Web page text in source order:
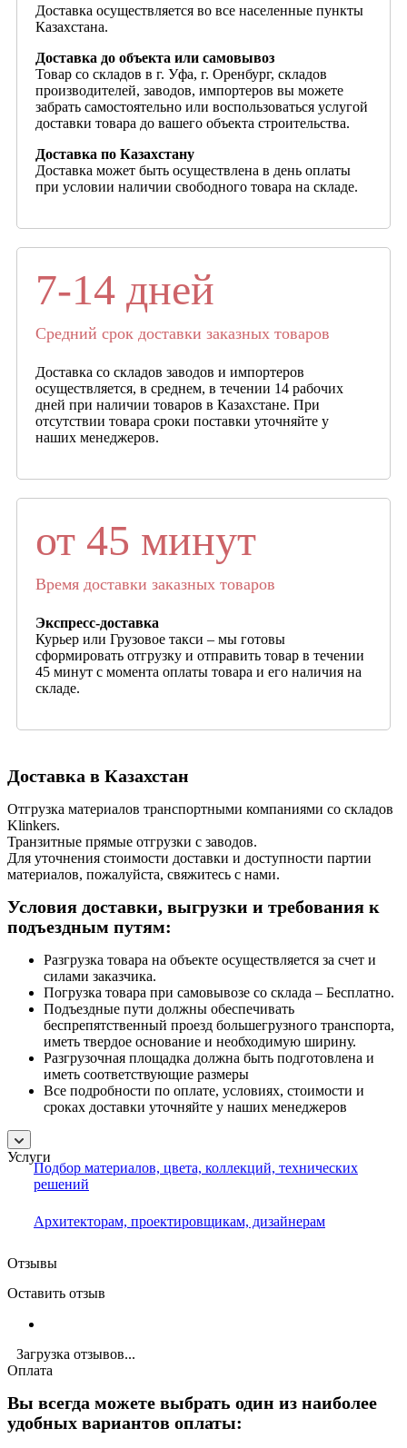
Доставка осуществляется во все населенные пункты
Казахстана.
Доставка до объекта или самовывоз
Товар со складов в г. Уфа, г. Оренбург, складов
производителей, заводов, импортеров вы можете
забрать самостоятельно или воспользоваться услугой
доставки товара до вашего объекта строительства.
Доставка по Казахстану
Доставка может быть осуществлена в день оплаты
при условии наличии свободного товара на складе.
7-14 дней
Средний срок доставки заказных товаров
Доставка со складов заводов и импортеров
осуществляется, в среднем, в течении 14 рабочих
дней при наличии товаров в Казахстане. При
отсутствии товара сроки поставки уточняйте у
наших менеджеров.
от 45 минут
Время доставки заказных товаров
Экспресс-доставка
Курьер или Грузовое такси – мы готовы
сформировать отгрузку и отправить товар в течении
45 минут с момента оплаты товара и его наличия на
складе.
Доставка в Казахстан
Отгрузка материалов транспортными компаниями со складов
Klinkers.
Транзитные прямые отгрузки с заводов.
Для уточнения стоимости доставки и доступности партии
материалов, пожалуйста, свяжитесь с нами.
Условия доставки, выгрузки и требования к
подъездным путям:
Разгрузка товара на объекте осуществляется за счет и
силами заказчика.
Погрузка товара при самовывозе со склада – Бесплатно.
Подъездные пути должны обеспечивать
беспрепятственный проезд большегрузного транспорта,
иметь твердое основание и необходимую ширину.
Разгрузочная площадка должна быть подготовлена и
иметь соответствующие размеры
Все подробности по оплате, условиях, стоимости и
сроках доставки уточняйте у наших менеджеров
Услуги
Подбор материалов, цвета, коллекций, технических
решений
Архитекторам, проектировщикам, дизайнерам
Отзывы
Оставить отзыв
Загрузка отзывов...
Оплата
Вы всегда можете выбрать один из наиболее
удобных вариантов оплаты: